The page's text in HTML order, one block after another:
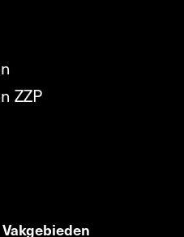
ZZP
Vakgebieden